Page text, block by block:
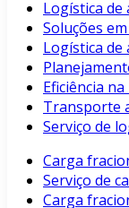
Logística
Soluções
Logística
Eficiência
Transporte
Serviço de
Carga
Serviço de
Carga